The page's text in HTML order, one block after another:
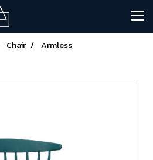
Chair
Armless